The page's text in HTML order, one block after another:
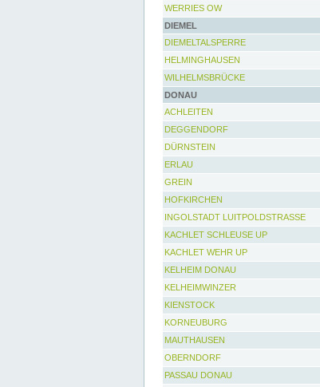
WERRIES OW
DIEMEL
DIEMELTALSPERRE
HELMINGHAUSEN
WILHELMSBRÜCKE
DONAU
ACHLEITEN
DEGGENDORF
DÜRNSTEIN
ERLAU
GREIN
HOFKIRCHEN
INGOLSTADT LUITPOLDSTRASSE
KACHLET SCHLEUSE UP
KACHLET WEHR UP
KELHEIM DONAU
KELHEIMWINZER
KIENSTOCK
KORNEUBURG
MAUTHAUSEN
OBERNDORF
PASSAU DONAU